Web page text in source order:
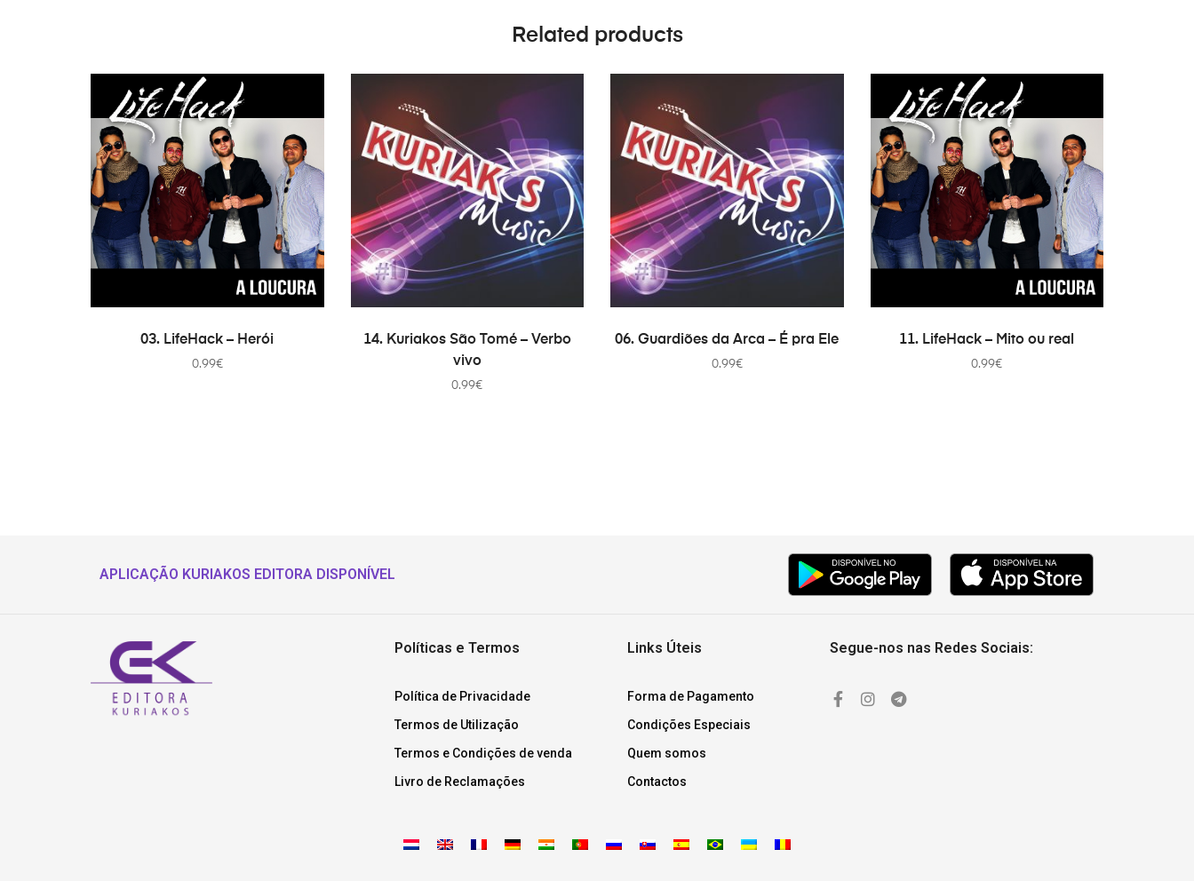
Related products
ADD TO CART
03. LifeHack – Herói
0.99€
ADD TO CART
14. Kuriakos São Tomé – Verbo
vivo
0.99€
ADD TO CART
06. Guardiões da Arca – É pra Ele
0.99€
ADD TO CART
11. LifeHack – Mito ou real
0.99€
APLICAÇÃO KURIAKOS EDITORA DISPONÍVEL
Políticas e Termos
Política de Privacidade
Termos de Utilização
Termos e Condições de venda
Livro de Reclamações
Links Úteis
Forma de Pagamento
Condições Especiais
Quem somos
Contactos
Segue-nos nas Redes Sociais: